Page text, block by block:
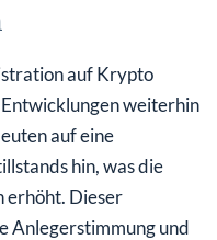
auf Krypto
weiterhin
auf eine
hin, was die
erhöht. Dieser
Anlegerstimmung und